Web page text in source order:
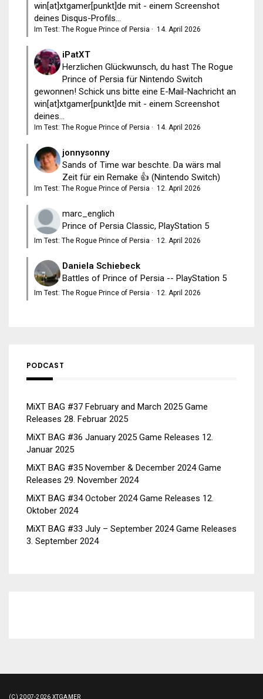
win[at]xtgamer[punkt]de mit - einem Screenshot
deines Disqus-Profils...
Im Test: The Rogue Prince of Persia · 14. April 2026
iPatXT
Herzlichen Glückwunsch, du hast The Rogue
Prince of Persia für Nintendo Switch
gewonnen! Schick uns bitte eine E-Mail-Nachricht an
win[at]xtgamer[punkt]de mit - einem Screenshot
deines...
Im Test: The Rogue Prince of Persia · 14. April 2026
jonnysonny
Sands of Time war beschte. Da wärs mal
Zeit für ein Remake 👍 (Nintendo Switch)
Im Test: The Rogue Prince of Persia · 12. April 2026
marc_englich
Prince of Persia Classic, PlayStation 5
Im Test: The Rogue Prince of Persia · 12. April 2026
Daniela Schiebeck
Battles of Prince of Persia -- PlayStation 5
Im Test: The Rogue Prince of Persia · 12. April 2026
PODCAST
MiXT BAG #37 February and March 2025 Game
Releases 28. Februar 2025
MiXT BAG #36 January 2025 Game Releases 12.
Januar 2025
MiXT BAG #35 November & December 2024 Game
Releases 29. November 2024
MiXT BAG #34 October 2024 Game Releases 12.
Oktober 2024
MiXT BAG #33 July – September 2024 Game Releases
3. September 2024
(C) 2007-2026 XTGAMER